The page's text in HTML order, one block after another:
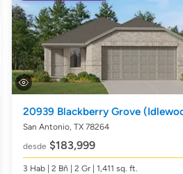
20939 Blackberry Grove
San Antonio, TX 78264
desde $183,999
3 Hab| 2 Bñ | 2 Gr | 1,411 sq. ft.